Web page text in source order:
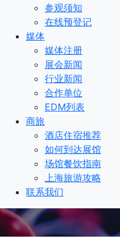
参观须知
在线预登记
媒体
媒体注册
展会新闻
行业新闻
合作单位
EDM列表
商旅
酒店住宿推荐
如何到达展馆
场馆餐饮指南
上海旅游攻略
联系我们